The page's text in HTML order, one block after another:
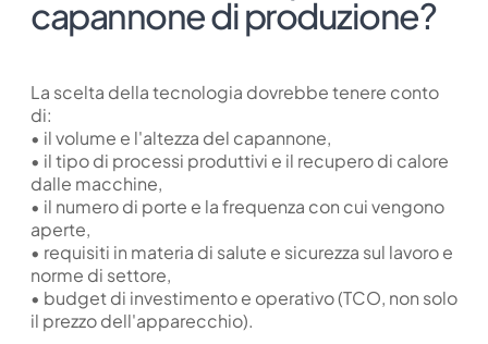
capannone di produzione?
La scelta della tecnologia dovrebbe tenere conto
di:
• il volume e l'altezza del capannone,
• il tipo di processi produttivi e il recupero di calore
dalle macchine,
• il numero di porte e la frequenza con cui vengono
aperte,
• requisiti in materia di salute e sicurezza sul lavoro e
norme di settore,
• budget di investimento e operativo (TCO, non solo
il prezzo dell'apparecchio).